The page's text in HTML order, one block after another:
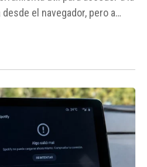
el navegador, pero a
la falta de carga,